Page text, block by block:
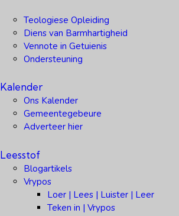
Teologiese Opleiding
Diens van Barmhartigheid
Vennote in Getuienis
Ondersteuning
Kalender
Ons Kalender
Gemeentegebeure
Adverteer hier
Leesstof
Blogartikels
Vrypos
Loer | Lees | Luister | Leer
Teken in | Vrypos